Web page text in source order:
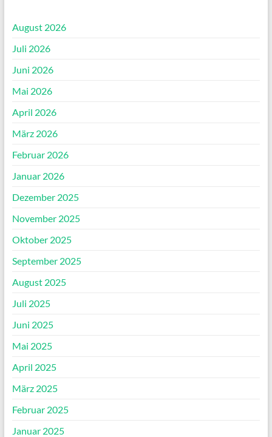
August 2026
Juli 2026
Juni 2026
Mai 2026
April 2026
März 2026
Februar 2026
Januar 2026
Dezember 2025
November 2025
Oktober 2025
September 2025
August 2025
Juli 2025
Juni 2025
Mai 2025
April 2025
März 2025
Februar 2025
Januar 2025